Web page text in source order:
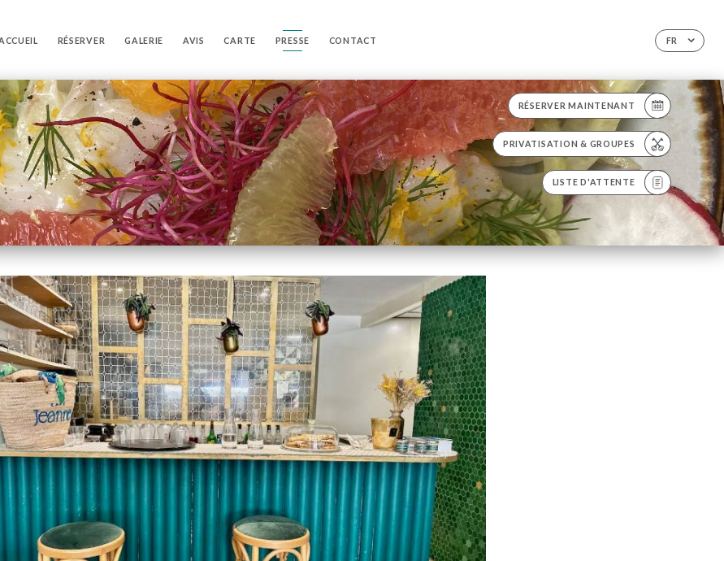
FR
RÉSERVER GALERIE AVIS CARTE PRESSE CONTACT
RÉSERVER MAINTENANT
PRIVATISATION & GROUPES
LISTE D'ATTENTE